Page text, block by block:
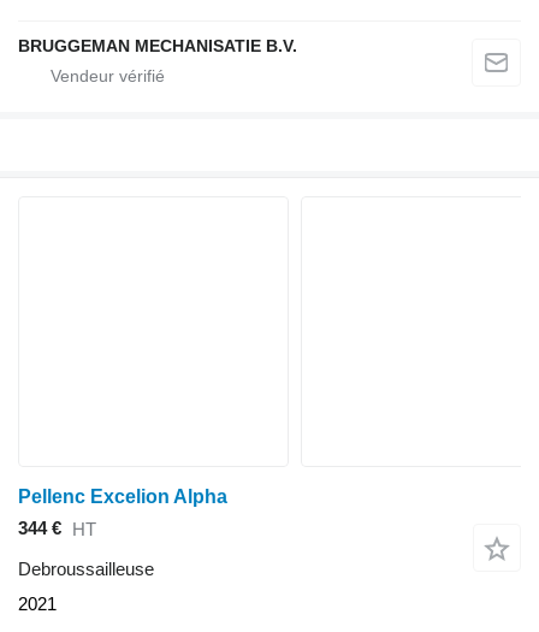
BRUGGEMAN MECHANISATIE B.V.
Pellenc Excelion Alpha
344 € HT
Debroussailleuse
2021